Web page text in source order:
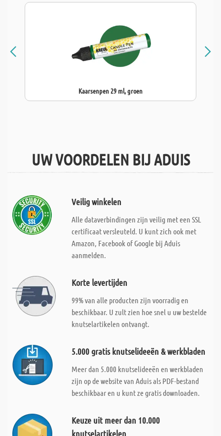
Kaarsenpen 29 ml, groen
UW VOORDELEN BIJ ADUIS
Veilig winkelen
Alle dataverbindingen zijn veilig met een SSL
certificaat versleuteld. U kunt zich ook met
Amazon, Facebook of Google bij Aduis
aanmelden.
Korte levertijden
99% van alle producten zijn voorradig en
beschikbaar. U zult zien hoe snel u uw bestelde
knutselartikelen ontvangt.
5.000 gratis knutselideeën & werkbladen
Meer dan 5.000 knutselideeën en werkbladen
zijn op de website van Aduis als PDF-bestand
beschikbaar en u kunt ze gratis downloaden.
Keuze uit meer dan 10.000
knutselartikelen